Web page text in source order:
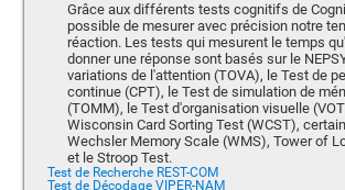
Grâce aux différents tests cognitifs de
possible de mesurer avec précision notre
réaction. Les tests qui mesurent le temps
donner une réponse sont basés sur le
variations de l'attention (TOVA), le Test de
continue (CPT), le Test de simulation de
(TOMM), le Test d'organisation visuelle
Wisconsin Card Sorting Test (WCST),
Wechsler Memory Scale (WMS), Tower of
et le Stroop Test.
Test de Recherche REST-COM
Test de Décodage VIPER-NAM